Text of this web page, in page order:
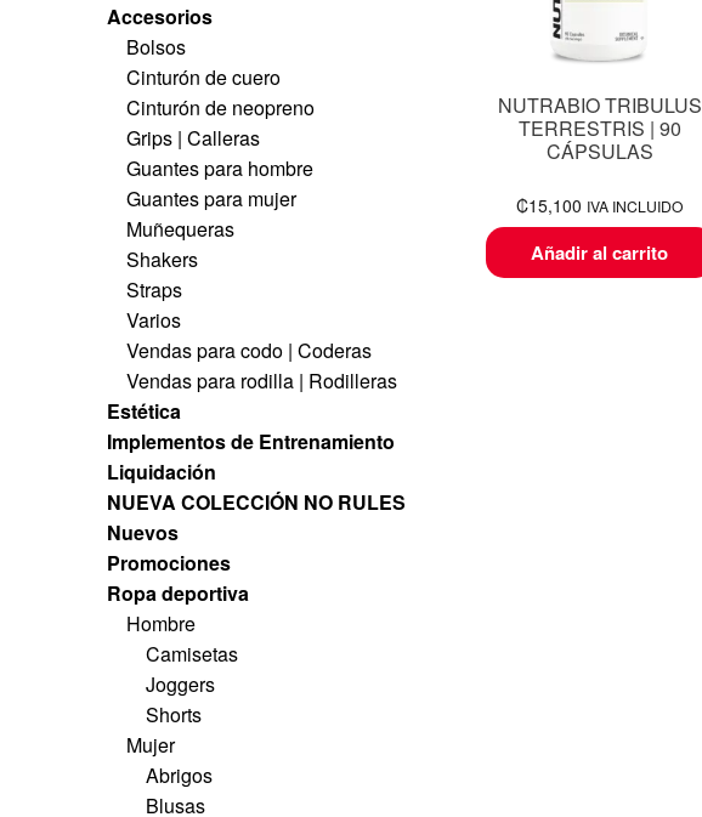
Accesorios
Bolsos
Cinturón de cuero
Cinturón de neopreno
Grips | Calleras
Guantes para hombre
Guantes para mujer
Muñequeras
Shakers
Straps
Varios
Vendas para codo | Coderas
Vendas para rodilla | Rodilleras
Estética
Implementos de Entrenamiento
Liquidación
NUEVA COLECCIÓN NO RULES
Nuevos
Promociones
Ropa deportiva
Hombre
Camisetas
Joggers
Shorts
Mujer
Abrigos
Blusas
NUTRABIO TRIBULUS
TERRESTRIS | 90
CÁPSULAS
₡15,100 IVA INCLUIDO
Añadir al carrito